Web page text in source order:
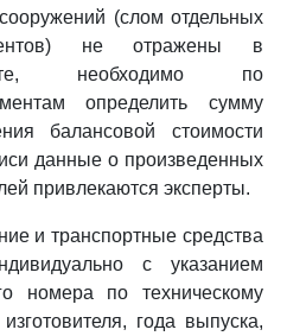
(слом отдельных
не отражены в
необходимо по
определить сумму
балансовой стоимости
данные о произведенных
привлекаются эксперты.
и транспортные средства
с указанием
номера по техническому
года выпуска,